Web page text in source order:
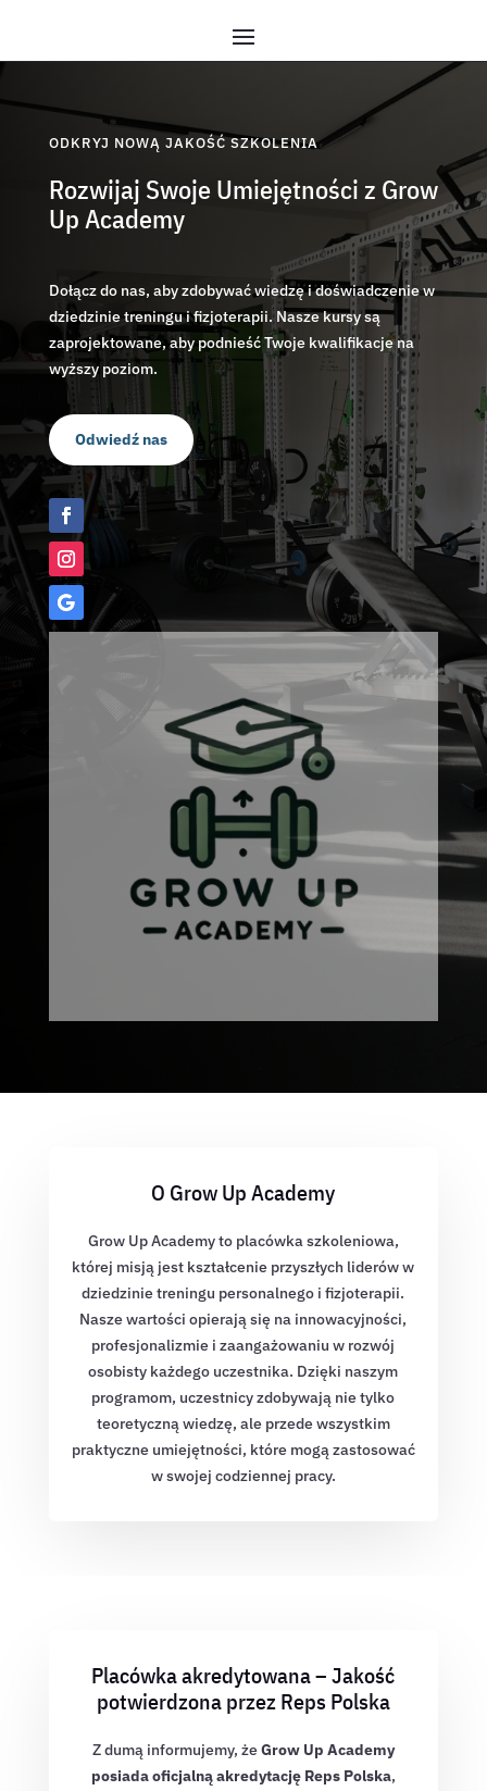
ODKRYJ NOWĄ JAKOŚĆ SZKOLENIA
Rozwijaj Swoje Umiejętności z Grow
Up Academy
Dołącz do nas, aby zdobywać wiedzę i doświadczenie w
dziedzinie treningu i fizjoterapii. Nasze kursy są
zaprojektowane, aby podnieść Twoje kwalifikacje na
wyższy poziom.
Odwiedź nas
O Grow Up Academy
Grow Up Academy to placówka szkoleniowa,
której misją jest kształcenie przyszłych liderów w
dziedzinie treningu personalnego i fizjoterapii.
Nasze wartości opierają się na innowacyjności,
profesjonalizmie i zaangażowaniu w rozwój
osobisty każdego uczestnika. Dzięki naszym
programom, uczestnicy zdobywają nie tylko
teoretyczną wiedzę, ale przede wszystkim
praktyczne umiejętności, które mogą zastosować
w swojej codziennej pracy.
Placówka akredytowana – Jakość
potwierdzona przez Reps Polska
Z dumą informujemy, żeGrow Up Academy
posiada oficjalną akredytację Reps Polska,